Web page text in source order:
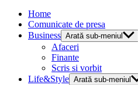
Home
Comunicate de presa
Business Arată sub-meniul
Afaceri
Finante
Scris si vorbit
Life&Style Arată sub-meniul